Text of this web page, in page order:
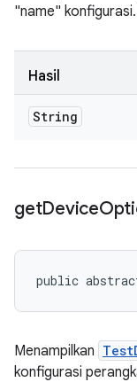
"name" konfigurasi.
Hasil
String
getDevice
public
Menampilkan
konfigurasi